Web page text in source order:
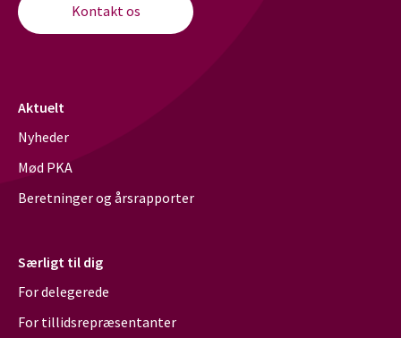
Kontakt os
Aktuelt
Nyheder
Mød PKA
Beretninger og årsrapporter
Særligt til dig
For delegerede
For tillidsrepræsentanter